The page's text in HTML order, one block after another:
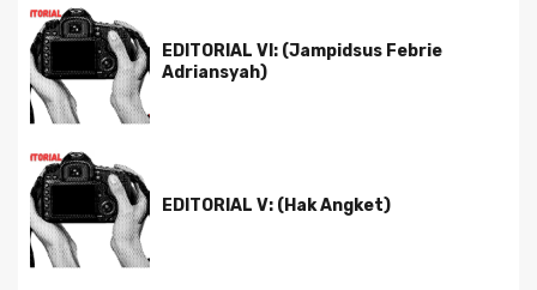
EDITORIAL VI: (Jampidsus Febrie
Adriansyah)
EDITORIAL V: (Hak Angket)